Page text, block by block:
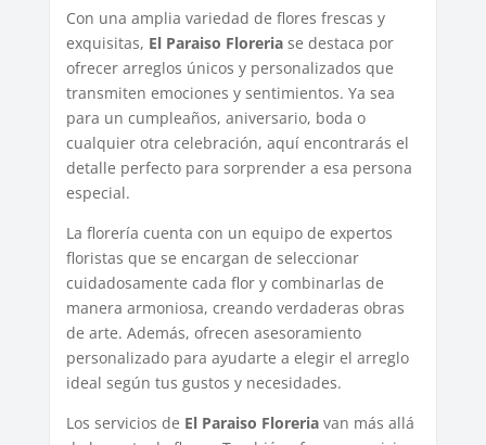
Con una amplia variedad de flores frescas y
exquisitas, El Paraiso Floreriase destaca por
ofrecer arreglos únicos y personalizados que
transmiten emociones y sentimientos. Ya sea
para un cumpleaños, aniversario, boda o
cualquier otra celebración, aquí encontrarás el
detalle perfecto para sorprender a esa persona
especial.
La florería cuenta con un equipo de expertos
floristas que se encargan de seleccionar
cuidadosamente cada flor y combinarlas de
manera armoniosa, creando verdaderas obras
de arte. Además, ofrecen asesoramiento
personalizado para ayudarte a elegir el arreglo
ideal según tus gustos y necesidades.
Los servicios de El Paraiso Floreriavan más allá